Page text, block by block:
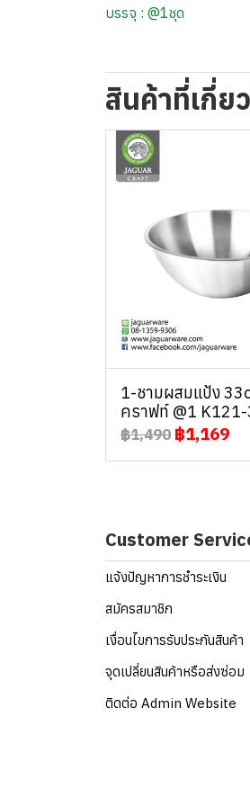
บรรจุ : @1ชุด
สินค้าที่เกี่ย
1-ชามผสมแป้ง
คราฟท์ @1
฿1,490 ฿1,169
Customer
แจ้งปัญหาการชำระเงิน
สมัครสมาชิก
เงื่อนไขการรับประกันสินค้า
จุดเปลี่ยนสินค้าหรือส่งซ่อม
ติดต่อ Admin Website